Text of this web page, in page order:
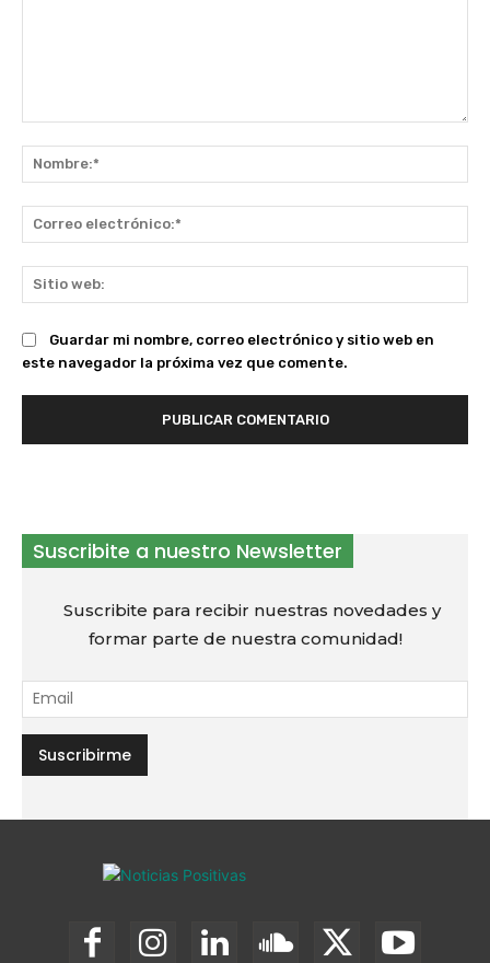
Guardar mi nombre, correo electrónico y sitio web en
este navegador la próxima vez que comente.
Suscribite a nuestro Newsletter
Suscribite para recibir nuestras novedades y
formar parte de nuestra comunidad!